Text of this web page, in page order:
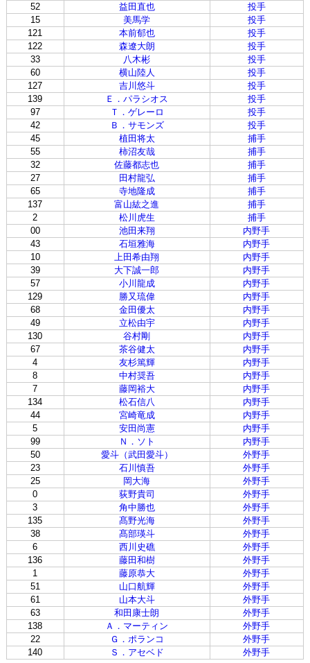
52
益田直也
投手
15
美馬学
投手
121
本前郁也
投手
122
森遼大朗
投手
33
八木彬
投手
60
横山陸人
投手
127
吉川悠斗
投手
139
Ｅ．パラシオス
投手
97
Ｔ．ゲレーロ
投手
42
Ｂ．サモンズ
投手
45
植田将太
捕手
55
柿沼友哉
捕手
32
佐藤都志也
捕手
27
田村龍弘
捕手
65
寺地隆成
捕手
137
富山紘之進
捕手
2
松川虎生
捕手
00
池田来翔
内野手
43
石垣雅海
内野手
10
上田希由翔
内野手
39
大下誠一郎
内野手
57
小川龍成
内野手
129
勝又琉偉
内野手
68
金田優太
内野手
49
立松由宇
内野手
130
谷村剛
内野手
67
茶谷健太
内野手
4
友杉篤輝
内野手
8
中村奨吾
内野手
7
藤岡裕大
内野手
134
松石信八
内野手
44
宮崎竜成
内野手
5
安田尚憲
内野手
99
Ｎ．ソト
内野手
50
愛斗（武田愛斗）
外野手
23
石川慎吾
外野手
25
岡大海
外野手
0
荻野貴司
外野手
3
角中勝也
外野手
135
髙野光海
外野手
38
髙部瑛斗
外野手
6
西川史礁
外野手
136
藤田和樹
外野手
1
藤原恭大
外野手
51
山口航輝
外野手
61
山本大斗
外野手
63
和田康士朗
外野手
138
Ａ．マーティン
外野手
22
Ｇ．ポランコ
外野手
140
Ｓ．アセベド 外野手